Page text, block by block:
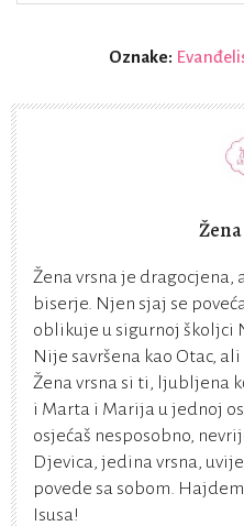
Oznake:
Žena vrsna je dragocjena,
biserje. Njen sjaj se
oblikuje u sigurnoj školjci
Nije savršena kao Otac,
Žena vrsna si ti, ljubljena
i Marta i Marija u jednoj
osjećaš nesposobno,
Djevica, jedina vrsna,
povede sa sobom.
Isusa!